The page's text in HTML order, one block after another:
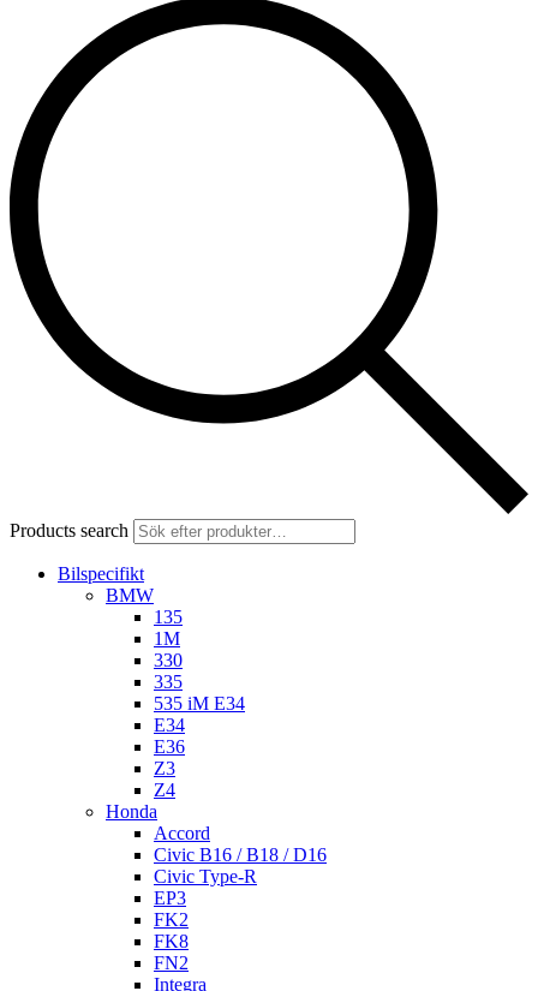
Products search
Bilspecifikt
BMW
135
1M
330
335
535 iM E34
E34
E36
Z3
Z4
Honda
Accord
Civic B16 / B18 / D16
Civic Type-R
EP3
FK2
FK8
FN2
Integra